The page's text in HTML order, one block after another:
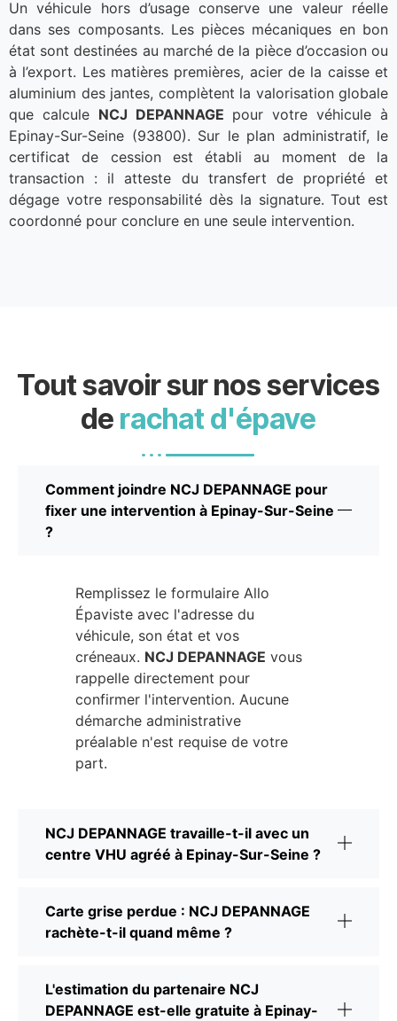
Un véhicule hors d’usage conserve une valeur réelle
dans ses composants. Les pièces mécaniques en bon
état sont destinées au marché de la pièce d’occasion ou
à l’export. Les matières premières, acier de la caisse et
aluminium des jantes, complètent la valorisation globale
que calcule NCJ DEPANNAGE pour votre véhicule à
Epinay-Sur-Seine (93800). Sur le plan administratif, le
certificat de cession est établi au moment de la
transaction : il atteste du transfert de propriété et
dégage votre responsabilité dès la signature. Tout est
coordonné pour conclure en une seule intervention.
Tout savoir sur nos services
de rachat d'épave
Comment joindre NCJ DEPANNAGE pour
fixer une intervention à Epinay-Sur-Seine
?
Remplissez le formulaire Allo
Épaviste avec l'adresse du
véhicule, son état et vos
créneaux. NCJ DEPANNAGE vous
rappelle directement pour
confirmer l'intervention. Aucune
démarche administrative
préalable n'est requise de votre
part.
NCJ DEPANNAGE travaille-t-il avec un
centre VHU agréé à Epinay-Sur-Seine ?
Carte grise perdue : NCJ DEPANNAGE
rachète-t-il quand même ?
L'estimation du partenaire NCJ
DEPANNAGE est-elle gratuite à Epinay-